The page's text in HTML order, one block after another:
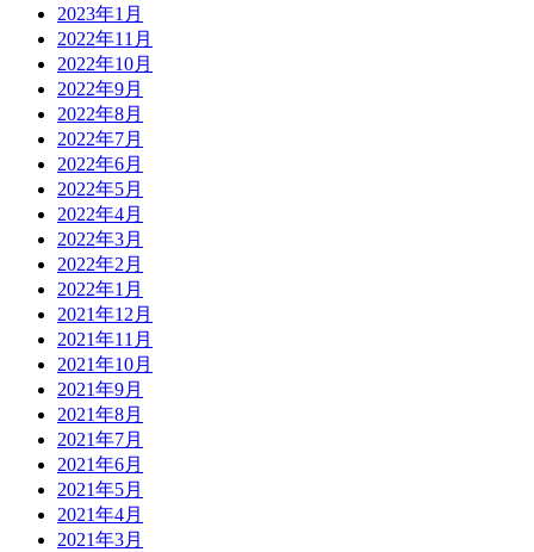
2023年1月
2022年11月
2022年10月
2022年9月
2022年8月
2022年7月
2022年6月
2022年5月
2022年4月
2022年3月
2022年2月
2022年1月
2021年12月
2021年11月
2021年10月
2021年9月
2021年8月
2021年7月
2021年6月
2021年5月
2021年4月
2021年3月